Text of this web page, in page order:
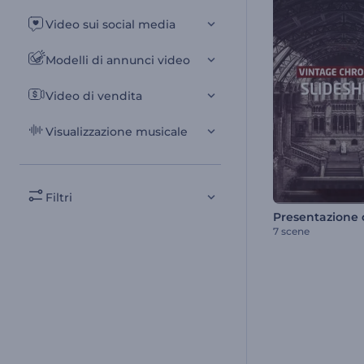
Video sui social media
Modelli di annunci video
Video di vendita
Visualizzazione musicale
Filtri
7 scene